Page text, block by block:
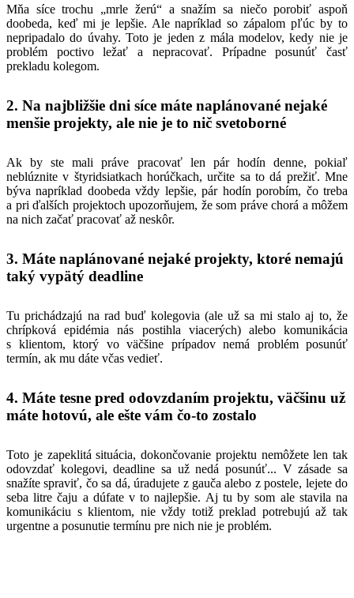
Mňa síce trochu „mrle žerú“ a snažím sa niečo porobiť aspoň
doobeda, keď mi je lepšie. Ale napríklad so zápalom pľúc by to
nepripadalo do úvahy. Toto je jeden z mála modelov, kedy nie je
problém poctivo ležať a nepracovať. Prípadne posunúť časť
prekladu kolegom.
2. Na najbližšie dni síce máte naplánované nejaké
menšie projekty, ale nie je to nič svetoborné
Ak by ste mali práve pracovať len pár hodín denne, pokiaľ
neblúznite v štyridsiatkach horúčkach, určite sa to dá prežiť. Mne
býva napríklad doobeda vždy lepšie, pár hodín porobím, čo treba
a pri ďalších projektoch upozorňujem, že som práve chorá a môžem
na nich začať pracovať až neskôr.
3. Máte naplánované nejaké projekty, ktoré nemajú
taký vypätý deadline
Tu prichádzajú na rad buď kolegovia (ale už sa mi stalo aj to, že
chrípková epidémia nás postihla viacerých) alebo komunikácia
s klientom, ktorý vo väčšine prípadov nemá problém posunúť
termín, ak mu dáte včas vedieť.
4. Máte tesne pred odovzdaním projektu, väčšinu už
máte hotovú, ale ešte vám čo-to zostalo
Toto je zapeklitá situácia, dokončovanie projektu nemôžete len tak
odovzdať kolegovi, deadline sa už nedá posunúť... V zásade sa
snažíte spraviť, čo sa dá, úradujete z gauča alebo z postele, lejete do
seba litre čaju a dúfate v to najlepšie. Aj tu by som ale stavila na
komunikáciu s klientom, nie vždy totiž preklad potrebujú až tak
urgentne a posunutie termínu pre nich nie je problém.